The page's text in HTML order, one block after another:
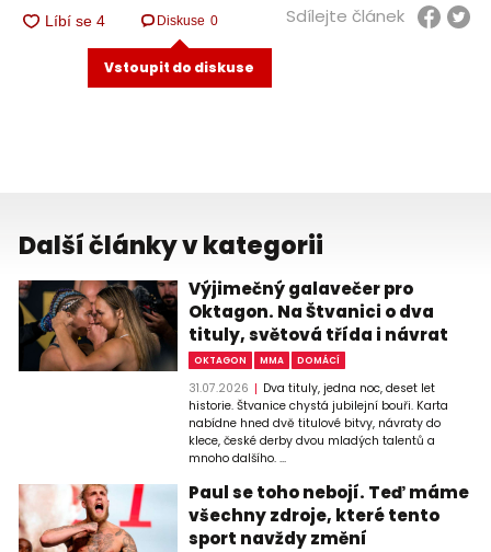
Diskuse 0
Vstoupit do diskuse
Sdílejte článek
Další články v kategorii
Výjimečný galavečer pro
Oktagon. Na Štvanici o dva
tituly, světová třída i návrat
OKTAGON MMA DOMÁCÍ
31.07.2026
Dva tituly, jedna noc, deset let
historie. Štvanice chystá jubilejní bouři. Karta
nabídne hned dvě titulové bitvy, návraty do
klece, české derby dvou mladých talentů a
mnoho dalšího. ...
Paul se toho nebojí. Teď máme
všechny zdroje, které tento
sport navždy změní